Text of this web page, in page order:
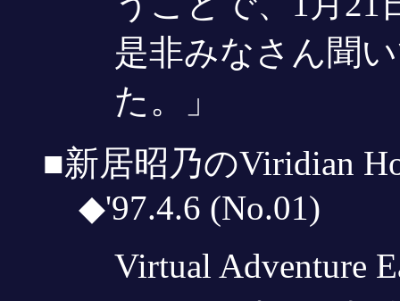
是非みなさん聞
た。」
■新居昭乃のViridian
◆'97.4.6 (No.01)
Virtual Adventure